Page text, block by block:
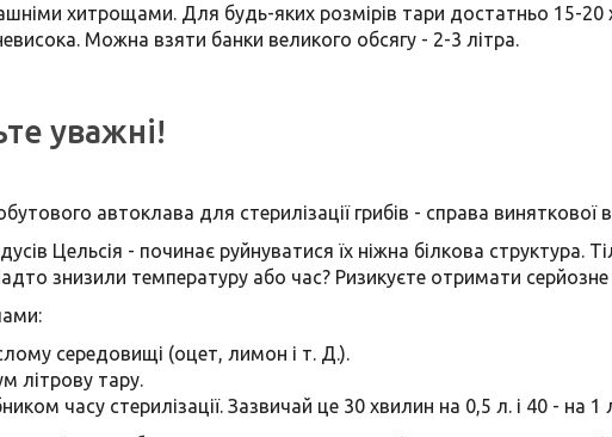
хитрощами. Для будь-яких розмірів тари достатньо 15-20
Можна взяти банки великого обсягу - 2-3 літра.
уважні!
автоклава для стерилізації грибів - справа виняткової
Цельсія - починає руйнуватися їх ніжна білкова структура.
знизили температуру або час? Ризикуєте отримати
середовищі (оцет, лимон і т. Д.).
літрову тару.
часу стерилізації. Зазвичай це 30 хвилин на 0,5 л. і 40 - на 1